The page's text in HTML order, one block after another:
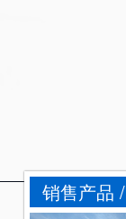
销售产品 /